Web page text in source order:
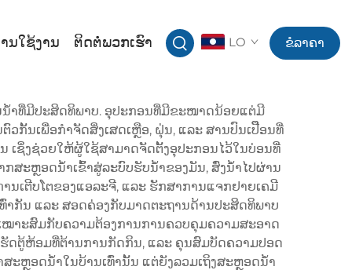
ນໃຊ້ງານ ຕິດຕໍ່ພວກເຮົາ LO ຂໍລາຄາ
ຳທີ່ມີປະສິດທິພາບ. ອຸປະກອນທີ່ມີຂະໜາດນ້ອຍແຕ່ມີ
ກັ້ນເພື່ອກຳຈັດສິ່ງເສດເຫຼືອ, ຝຸ່ນ, ແລະ ສານປົນເປືືອນທີ່
ເຊິ່ງຊ່ວຍໃຫ້ຜູ້ໃຊ້ສາມາດຈັດຕັ້ງອຸປະກອນໄວ້ໃນບ່ອນທີ່
ສະຫຼອດນ້ຳເຂົ້າສູ່ລະບົບຮັບນ້ຳຂອງມັນ, ສົ່ງນ້ຳໄປຜ່ານ
ເຕີບໂຕຂອງແອລະຈີ, ແລະ ຮັກສາການແຈກຢາຍເຄມີ
າກັນ ແລະ ສອດຄ່ອງກັບມາດຕະຖານດ້ານປະສິດທິພາບ
ໝາະສົມກັບຄວາມຕ້ອງການການຄວບຄຸມຄວາມສະອາດ
ຮັດຕູ້ຫ້ອມທີ່ຕ້ານການກັດກິນ, ແລະ ຄຸນສົມບັດຄວາມປອດ
ະຫຼອດນ້ຳໃນບ້ານເທົ່ານັ້ນ ແຕ່ຍັງລວມເຖິງສະຫຼອດນ້ຳ